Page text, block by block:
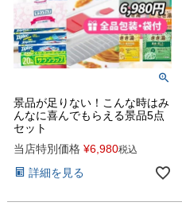
景品が足りない！こんな時はみ
んなに喜んでもらえる景品5点
セット
当店特別価格 ¥6,980税込
詳細を見る